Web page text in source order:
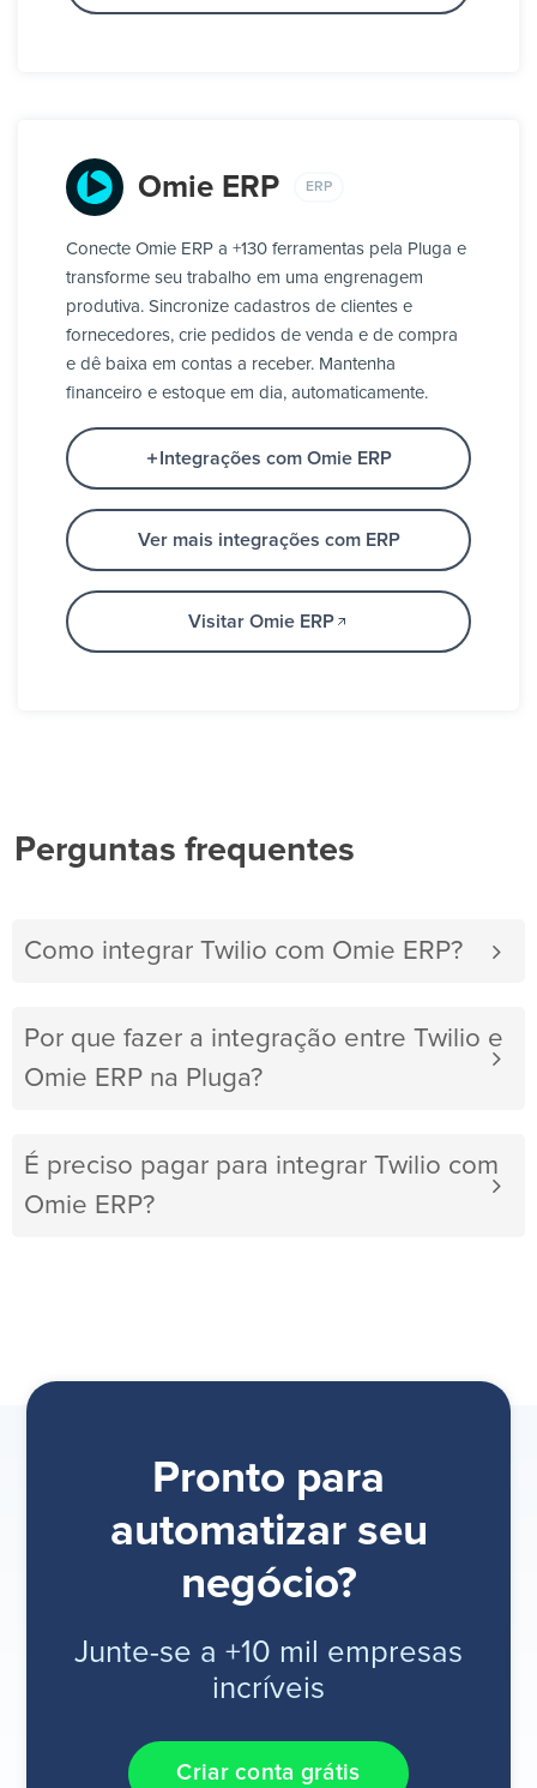
Omie ERP ERP
Conecte Omie ERP a +130 ferramentas pela Pluga e
transforme seu trabalho em uma engrenagem
produtiva. Sincronize cadastros de clientes e
fornecedores, crie pedidos de venda e de compra
e dê baixa em contas a receber. Mantenha
financeiro e estoque em dia, automaticamente.
Integrações com Omie ERP
Ver mais integrações com ERP
Visitar Omie ERP
Perguntas frequentes
Como integrar Twilio com Omie ERP?
Por que fazer a integração entre Twilio e
Omie ERP na Pluga?
É preciso pagar para integrar Twilio com
Omie ERP?
Pronto para
automatizar seu
negócio?
Junte-se a +10 mil empresas
incríveis
Criar conta grátis